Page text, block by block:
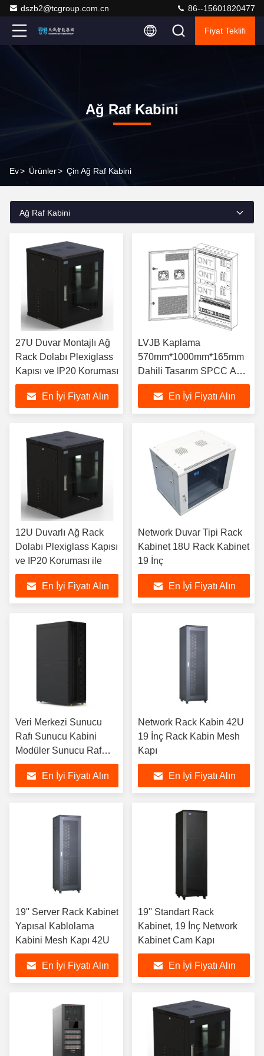
dszb2@tcgroup.com.cn 86--15601820477
Fiyat Teklifi
Ağ Raf Kabini
Ev> Ürünler> Çin Ağ Raf Kabini
Ağ Raf Kabini
27U Duvar Montajlı Ağ
Rack Dolabı Plexiglass
Kapısı ve IP20 Koruması
En İyi Fiyatı Alın
LVJB Kaplama
570mm*1000mm*165mm
Dahili Tasarım SPCC Ağ
Rack Kabinesi
En İyi Fiyatı Alın
12U Duvarlı Ağ Rack
Dolabı Plexiglass Kapısı
ve IP20 Koruması ile
En İyi Fiyatı Alın
Network Duvar Tipi Rack
Kabinet 18U Rack Kabinet
19 İnç
En İyi Fiyatı Alın
Veri Merkezi Sunucu
Rafı Sunucu Kabini
Modüler Sunucu Raf
Kabini 42U
En İyi Fiyatı Alın
Network Rack Kabin 42U
19 İnç Rack Kabin Mesh
Kapı
En İyi Fiyatı Alın
19'' Server Rack Kabinet
Yapısal Kablolama
Kabini Mesh Kapı 42U
En İyi Fiyatı Alın
19'' Standart Rack
Kabinet, 19 İnç Network
Kabinet Cam Kapı
En İyi Fiyatı Alın